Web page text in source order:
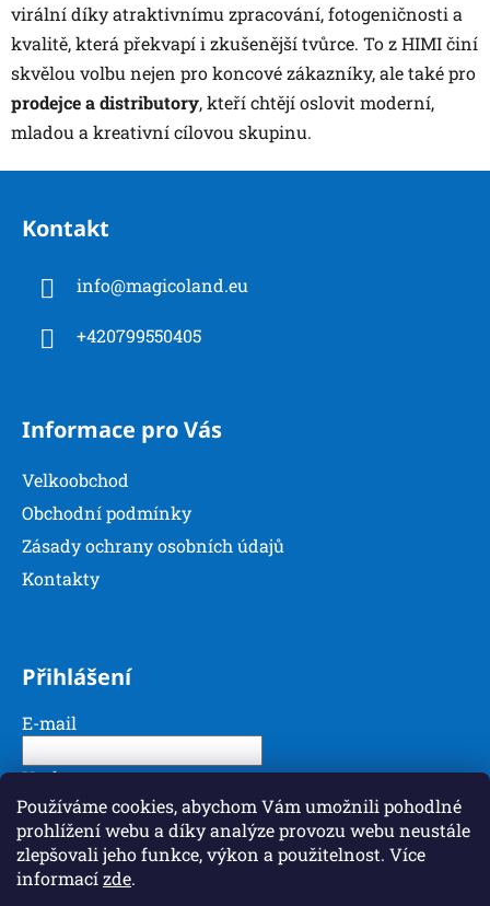
Používáme cookies, abychom Vám umožnili pohodlné
prohlížení webu a díky analýze provozu webu neustále
zlepšovali jeho funkce, výkon a použitelnost. Více
informacízde.
virální díky atraktivnímu zpracování, fotogeničnosti a
kvalitě, která překvapí i zkušenější tvůrce. To z HIMI činí
skvělou volbu nejen pro koncové zákazníky, ale také pro
prodejce a distributory, kteří chtějí oslovit moderní,
mladou a kreativní cílovou skupinu.
Kontakt
info@magicoland.eu
+420799550405
Informace pro Vás
Velkoobchod
Obchodní podmínky
Zásady ochrany osobních údajů
Kontakty
Přihlášení
E-mail
Heslo
PŘIHLÁSIT SE
Nová registrace